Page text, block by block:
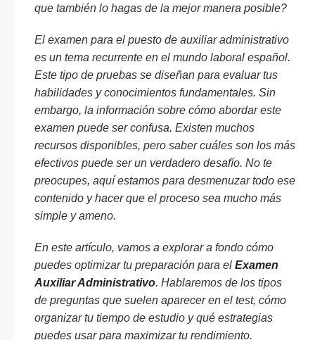
que también lo hagas de la mejor manera posible?
El examen para el puesto de auxiliar administrativo
es un tema recurrente en el mundo laboral español.
Este tipo de pruebas se diseñan para evaluar tus
habilidades y conocimientos fundamentales. Sin
embargo, la información sobre cómo abordar este
examen puede ser confusa. Existen muchos
recursos disponibles, pero saber cuáles son los más
efectivos puede ser un verdadero desafío. No te
preocupes, aquí estamos para desmenuzar todo ese
contenido y hacer que el proceso sea mucho más
simple y ameno.
En este artículo, vamos a explorar a fondo cómo
puedes optimizar tu preparación para el Examen
Auxiliar Administrativo. Hablaremos de los tipos
de preguntas que suelen aparecer en el test, cómo
organizar tu tiempo de estudio y qué estrategias
puedes usar para maximizar tu rendimiento.